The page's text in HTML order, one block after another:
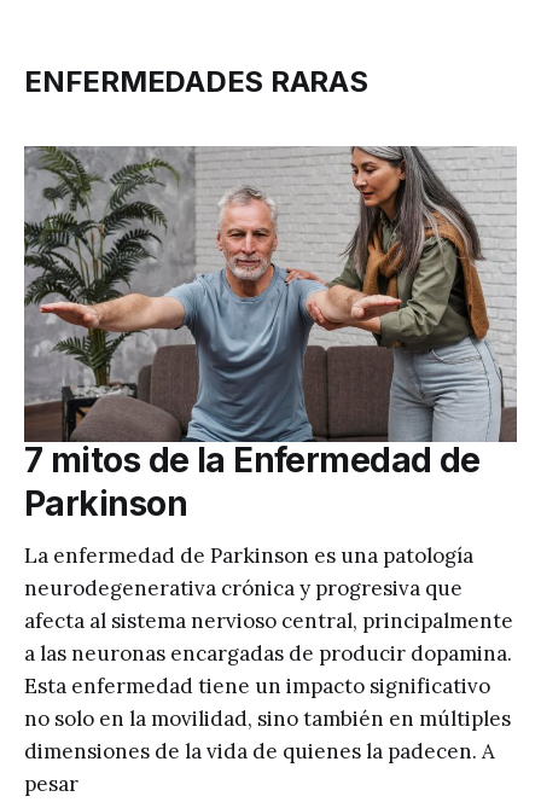
ENFERMEDADES RARAS
7 mitos de la Enfermedad de
Parkinson
La enfermedad de Parkinson es una patología
neurodegenerativa crónica y progresiva que
afecta al sistema nervioso central, principalmente
a las neuronas encargadas de producir dopamina.
Esta enfermedad tiene un impacto significativo
no solo en la movilidad, sino también en múltiples
dimensiones de la vida de quienes la padecen. A
pesar